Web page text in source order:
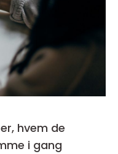
hvem de
i gang